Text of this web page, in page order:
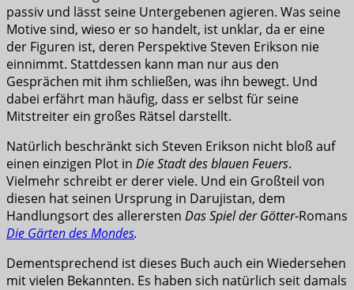
passiv und lässt seine Untergebenen agieren. Was seine
Motive sind, wieso er so handelt, ist unklar, da er eine
der Figuren ist, deren Perspektive Steven Erikson nie
einnimmt. Stattdessen kann man nur aus den
Gesprächen mit ihm schließen, was ihn bewegt. Und
dabei erfährt man häufig, dass er selbst für seine
Mitstreiter ein großes Rätsel darstellt.
Natürlich beschränkt sich Steven Erikson nicht bloß auf
einen einzigen Plot in Die Stadt des blauen Feuers.
Vielmehr schreibt er derer viele. Und ein Großteil von
diesen hat seinen Ursprung in Darujistan, dem
Handlungsort des allerersten Das Spiel der Götter-Romans
Die Gärten des Mondes.
Dementsprechend ist dieses Buch auch ein Wiedersehen
mit vielen Bekannten. Es haben sich natürlich seit damals